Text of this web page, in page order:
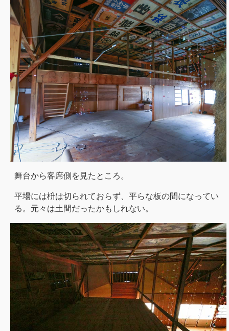
舞台から客席側を見たところ。
平場には枡は切られておらず、平らな板の間になってい
る。元々は土間だったかもしれない。